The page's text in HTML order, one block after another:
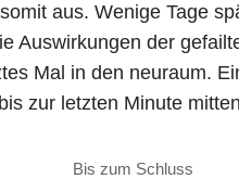
aus. Wenige Tage
Auswirkungen der
Mal in den neuraum.
zur letzten Minute
Bis zum Schluss